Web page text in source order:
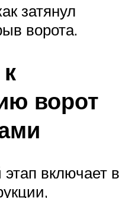
затянул
ворота.
ворот
включает в